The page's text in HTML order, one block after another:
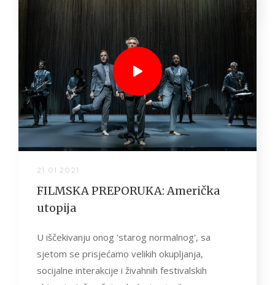
21.01.2021.
FILMSKA PREPORUKA: Američka
utopija
U iščekivanju onog 'starog normalnog', sa
sjetom se prisjećamo velikih okupljanja,
socijalne interakcije i živahnih festivalskih